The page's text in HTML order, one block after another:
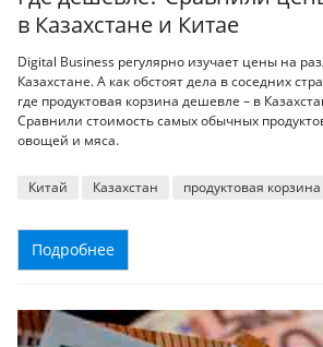
в Казахстане и Китае
Digital Business регулярно изучает цены на
Казахстане. А как обстоят дела в соседних
где продуктовая корзина дешевле – в
Сравнили стоимость самых обычных
овощей и мяса.
Китай Казахстан продуктовая корзина
Подробнее